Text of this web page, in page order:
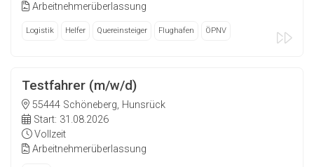
Arbeitnehmerüberlassung
Logistik Helfer Quereinsteiger Flughafen ÖPNV
Testfahrer (m/w/d)
55444 Schöneberg, Hunsrück
Start: 31.08.2026
Vollzeit
Arbeitnehmerüberlassung